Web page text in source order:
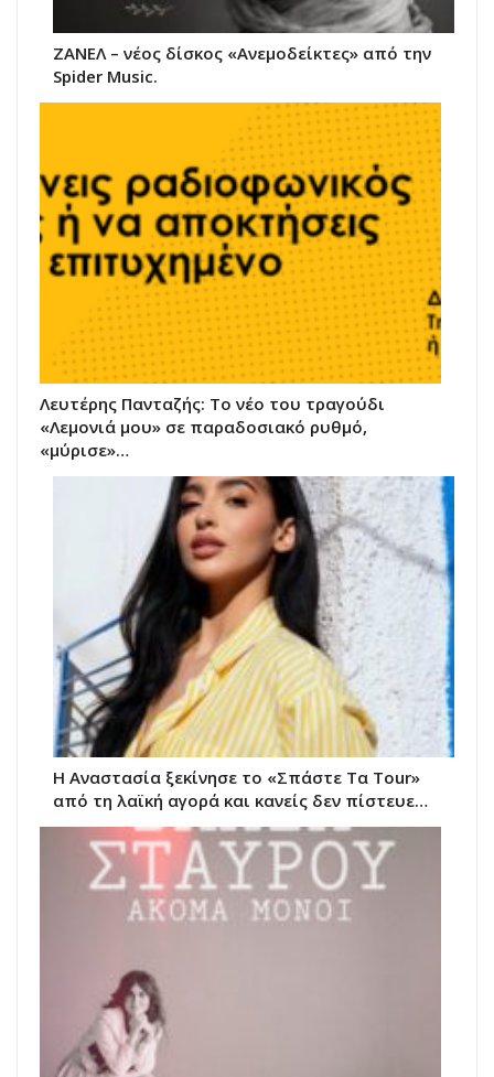
ΖΑΝΕΛ – νέος δίσκος «Ανεμοδείκτες» από την
Spider Music.
Λευτέρης Πανταζής: Το νέο του τραγούδι
«Λεμονιά μου» σε παραδοσιακό ρυθμό,
«μύρισε»…
Η Αναστασία ξεκίνησε το «Σπάστε Τα Tour»
από τη λαϊκή αγορά και κανείς δεν πίστευε…